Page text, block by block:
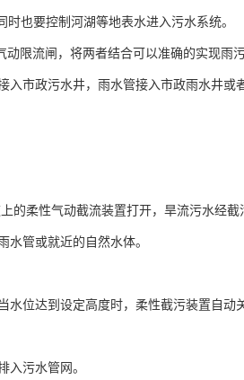
也要控制河湖等地表水进入污水系统。
限流闸，将两者结合可以准确的实现雨
入市政污水井，雨水管接入市政雨水井或
的柔性气动截流装置打开，旱流污水经截
管或就近的自然水体。
水位达到设定高度时，柔性截污装置自动
入污水管网。